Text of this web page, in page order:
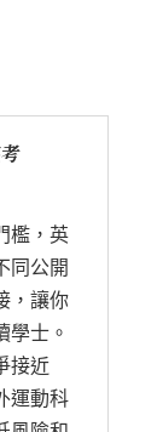
檻，英
同公開
，讓你
學士。
接近
運動科